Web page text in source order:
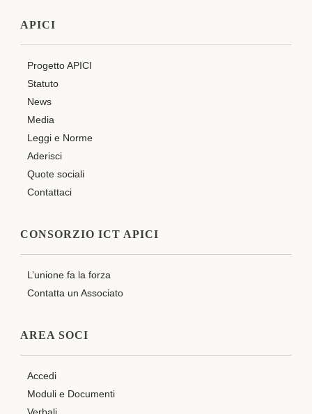
APICI
Progetto APICI
Statuto
News
Media
Leggi e Norme
Aderisci
Quote sociali
Contattaci
CONSORZIO ICT APICI
L’unione fa la forza
Contatta un Associato
AREA SOCI
Accedi
Moduli e Documenti
Verbali